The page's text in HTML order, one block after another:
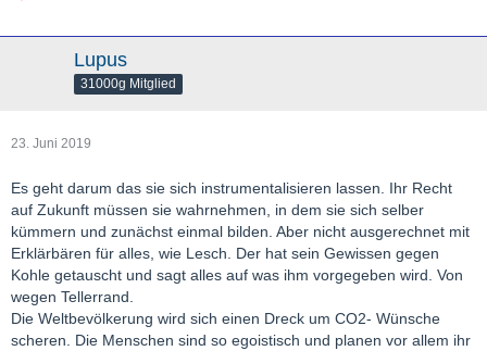
Lupus
31000g Mitglied
23. Juni 2019
Es geht darum das sie sich instrumentalisieren lassen. Ihr Recht
auf Zukunft müssen sie wahrnehmen, in dem sie sich selber
kümmern und zunächst einmal bilden. Aber nicht ausgerechnet mit
Erklärbären für alles, wie Lesch. Der hat sein Gewissen gegen
Kohle getauscht und sagt alles auf was ihm vorgegeben wird. Von
wegen Tellerrand.
Die Weltbevölkerung wird sich einen Dreck um CO2- Wünsche
scheren. Die Menschen sind so egoistisch und planen vor allem ihr